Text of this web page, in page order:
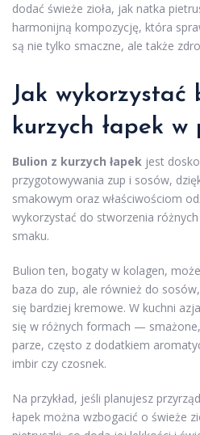
dodać świeże zioła, jak natka
harmonijną kompozycję, która
są nie tylko smaczne, ale także
Jak wykorzystać
kurzych łapek w
Bulion z kurzych łapek jest
przygotowywania zup i sosów,
smakowym oraz właściwościom
wykorzystać do stworzenia
smaku.
Bulion ten, bogaty w kolagen,
baza do zup, ale również do
się bardziej kremowe. W kuchni
się w różnych formach —
parze, często z dodatkiem
imbir czy czosnek.
Na przykład, jeśli planujesz
łapek można wzbogacić o świeże